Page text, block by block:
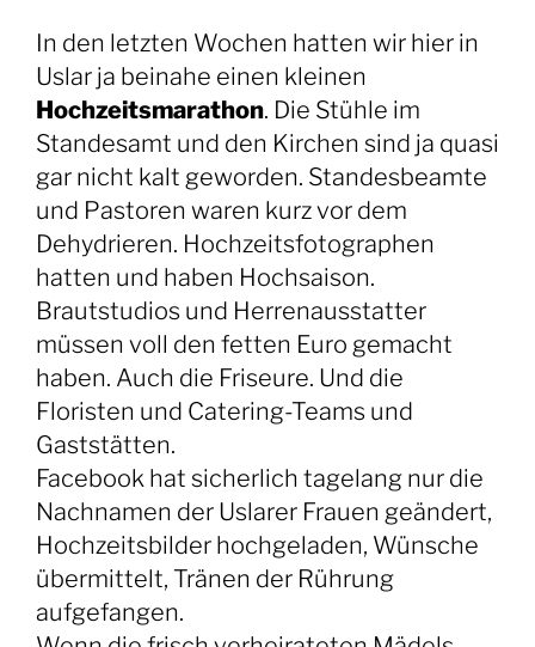
In den letzten Wochen hatten wir hier in
Uslar ja beinahe einen kleinen
Hochzeitsmarathon. Die Stühle im
Standesamt und den Kirchen sind ja quasi
gar nicht kalt geworden. Standesbeamte
und Pastoren waren kurz vor dem
Dehydrieren. Hochzeitsfotographen
hatten und haben Hochsaison.
Brautstudios und Herrenausstatter
müssen voll den fetten Euro gemacht
haben. Auch die Friseure. Und die
Floristen und Catering-Teams und
Gaststätten.
Facebook hat sicherlich tagelang nur die
Nachnamen der Uslarer Frauen geändert,
Hochzeitsbilder hochgeladen, Wünsche
übermittelt, Tränen der Rührung
aufgefangen.